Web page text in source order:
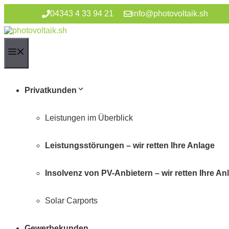
springen
04343 4 33 94 21 info@photovoltaik.sh
Privatkunden
Leistungen im Überblick
Leistungsstörungen – wir retten Ihre Anlage
Insolvenz von PV-Anbietern – wir retten Ihre
Solar Carports